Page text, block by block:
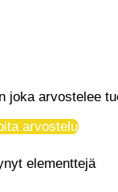
joka arvostelee
arvostelu
elementtejä